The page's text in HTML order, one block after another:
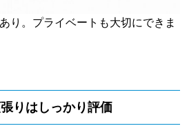
り。プライベートも大切にできま
りはしっかり評価